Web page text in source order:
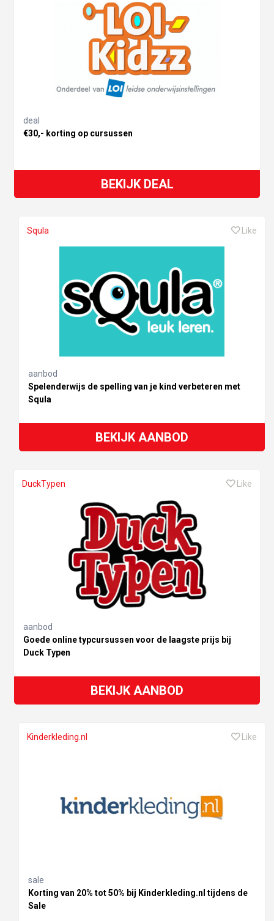
deal
€30,- korting op cursussen
BEKIJK DEAL
Squla Like
aanbod
Spelenderwijs de spelling van je kind verbeteren met
Squla
BEKIJK AANBOD
DuckTypen Like
aanbod
Goede online typcursussen voor de laagste prijs bij
Duck Typen
BEKIJK AANBOD
Kinderkleding.nl Like
sale
Korting van 20% tot 50% bij Kinderkleding.nl tijdens de
Sale